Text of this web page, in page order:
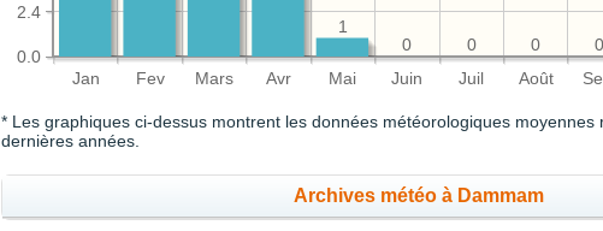
Jan Fev Mars Avr Mai Juin Juil Août
0.0
2.4
0
0
0
0
1
* Les graphiques ci-dessus montrent les données météorologiques moyennes
dernières années.
Archives météo à Dammam